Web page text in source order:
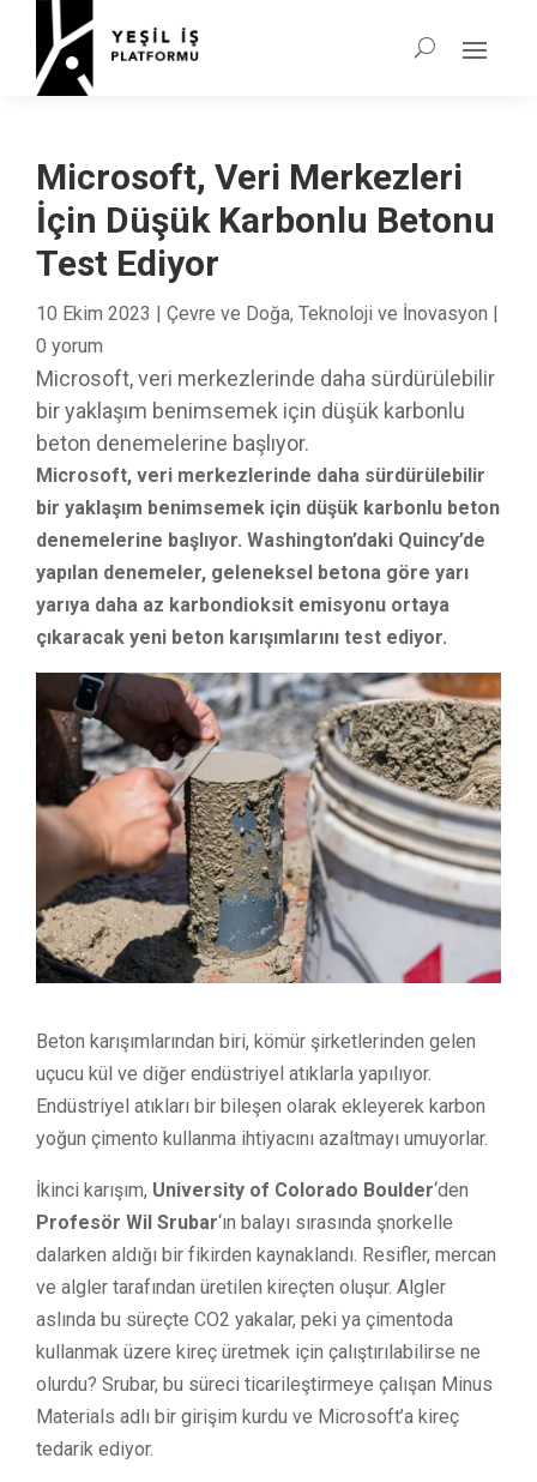
Microsoft, Veri Merkezleri
İçin Düşük Karbonlu Betonu
Test Ediyor
10 Ekim 2023 | Çevre ve Doğa, Teknoloji ve İnovasyon |
0 yorum
Microsoft, veri merkezlerinde daha sürdürülebilir
bir yaklaşım benimsemek için düşük karbonlu
beton denemelerine başlıyor.
Microsoft, veri merkezlerinde daha sürdürülebilir
bir yaklaşım benimsemek için düşük karbonlu beton
denemelerine başlıyor. Washington’daki Quincy’de
yapılan denemeler, geleneksel betona göre yarı
yarıya daha az karbondioksit emisyonu ortaya
çıkaracak yeni beton karışımlarını test ediyor.
Beton karışımlarından biri, kömür şirketlerinden gelen
uçucu kül ve diğer endüstriyel atıklarla yapılıyor.
Endüstriyel atıkları bir bileşen olarak ekleyerek karbon
yoğun çimento kullanma ihtiyacını azaltmayı umuyorlar.
İkinci karışım, University of Colorado Boulder‘den
Profesör Wil Srubar‘ın balayı sırasında şnorkelle
dalarken aldığı bir fikirden kaynaklandı. Resifler, mercan
ve algler tarafından üretilen kireçten oluşur. Algler
aslında bu süreçte CO2 yakalar, peki ya çimentoda
kullanmak üzere kireç üretmek için çalıştırılabilirse ne
olurdu? Srubar, bu süreci ticarileştirmeye çalışan Minus
Materials adlı bir girişim kurdu ve Microsoft’a kireç
tedarik ediyor.